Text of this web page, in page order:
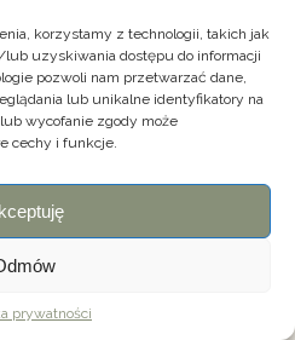
korzystamy z technologii, takich jak
uzyskiwania dostępu do informacji
pozwoli nam przetwarzać dane,
lub unikalne identyfikatory na
wycofanie zgody może
cechy i funkcje.
prywatności